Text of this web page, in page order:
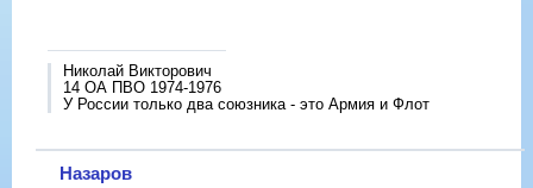
Николай Викторович
14 ОА ПВО 1974-1976
У России только два союзника - это Армия и Флот
Назаров